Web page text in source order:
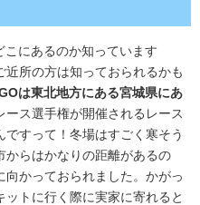
にあるのか知っています
所の方は知っておられるかも
は東北地方にある宮城県にあ
ース選手権が開催されるレース
すって！冬場はすごく寒そう
からはかなりの距離があるの
かっておられました。かがっ
トに行く際に実家に寄れると